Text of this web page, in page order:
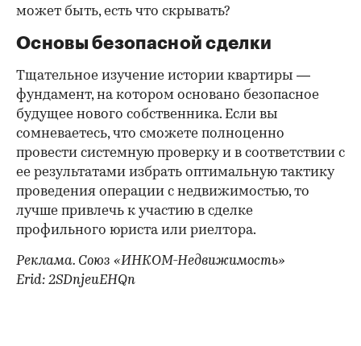
может быть, есть что скрывать?
Основы безопасной сделки
Тщательное изучение истории квартиры —
фундамент, на котором основано безопасное
будущее нового собственника. Если вы
сомневаетесь, что сможете полноценно
провести системную проверку и в соответствии с
ее результатами избрать оптимальную тактику
проведения операции с недвижимостью, то
лучше привлечь к участию в сделке
профильного юриста или риелтора.
Реклама. Союз «ИНКОМ-Недвижимость»
Erid: 2SDnjeuEHQn